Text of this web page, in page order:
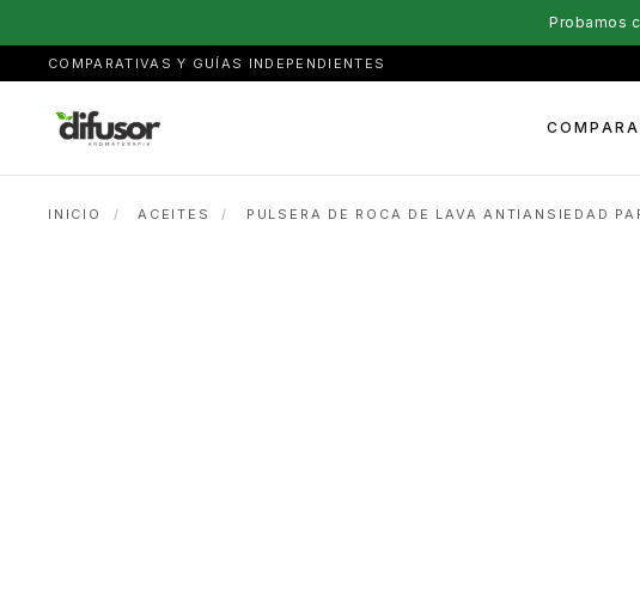
Probamos
COMPARATIVAS Y GUÍAS INDEPENDIENTES
INICIO / ACEITES / PULSERA DE ROCA DE LAVA ANTIANSIEDAD